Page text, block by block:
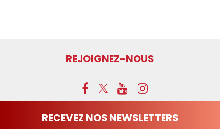
REJOIGNEZ-NOUS
RECEVEZ NOS NEWSLETTERS